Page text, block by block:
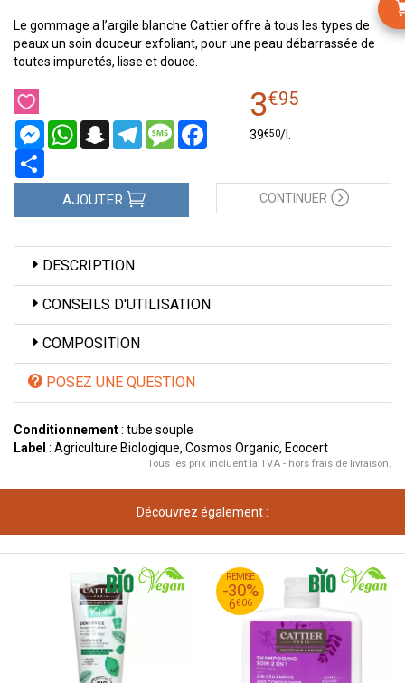
Le gommage a l’argile blanche Cattier offre à tous les types de
peaux un soin douceur exfoliant, pour une peau débarrassée de
toutes impuretés, lisse et douce.
MessengerWhatsAppSnapchatTelegramMessageFacebook
3€95
39€50/
AJOUTER CONTINUER
DESCRIPTION
CONSEILS D'UTILISATION
COMPOSITION
POSEZ UNE QUESTION
Conditionnement: tube souple
Label : Agriculture Biologique, Cosmos Organic, Ecocert
Tous les prix incluent la TVA - hors frais de livraison.
Découvrez également :
REMISE
-30%
6€06
8
€
65
6
€
06